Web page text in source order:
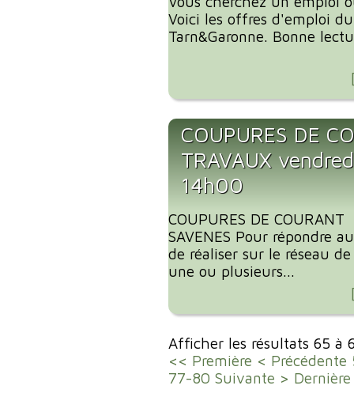
Voici les offres d'emploi
Tarn&Garonne. Bonne
COUPURES DE
TRAVAUX
14h00
COUPURES DE
SAVENES Pour répondre
de réaliser sur le réseau
une ou plusieurs...
Afficher les résultats 65 à
<< Première < Précédente
77-80 Suivante >